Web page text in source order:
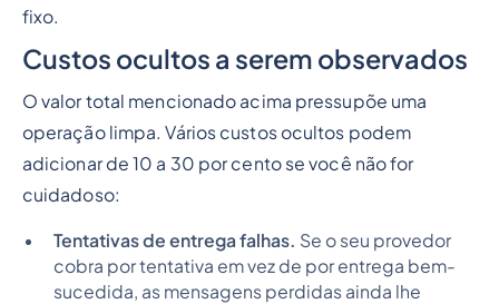
fixo.
Custos ocultos a serem observados
O valor total mencionado acima pressupõe uma
operação limpa. Vários custos ocultos podem
adicionar de 10 a 30 por cento se você não for
cuidadoso:
Tentativas de entrega falhas. Se o seu provedor
cobra por tentativa em vez de por entrega bem-
sucedida, as mensagens perdidas ainda lhe